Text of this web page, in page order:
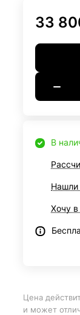
33
В
Нашли
Хочу
Цена
и может